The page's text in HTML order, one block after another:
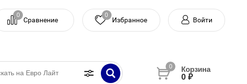
0
Сравнение
0
Войти
0
0 ₽